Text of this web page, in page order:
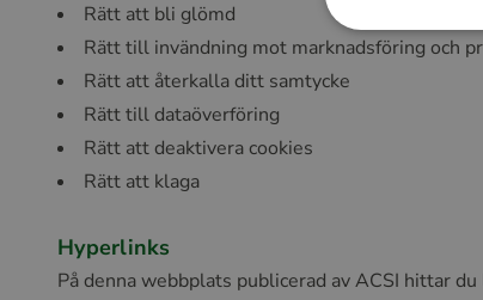
Rätt att bli glömd
Rätt till invändning mot marknadsföring och
Rätt att återkalla ditt samtycke
Rätt till dataöverföring
Rätt att deaktivera cookies
Rätt att klaga
Hyperlinks
På denna webbplats publicerad av ACSI hittar